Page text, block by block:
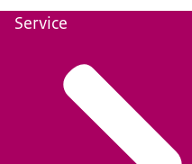
Service